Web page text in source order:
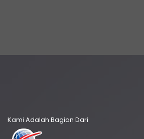
Kami Adalah Bagian Dari